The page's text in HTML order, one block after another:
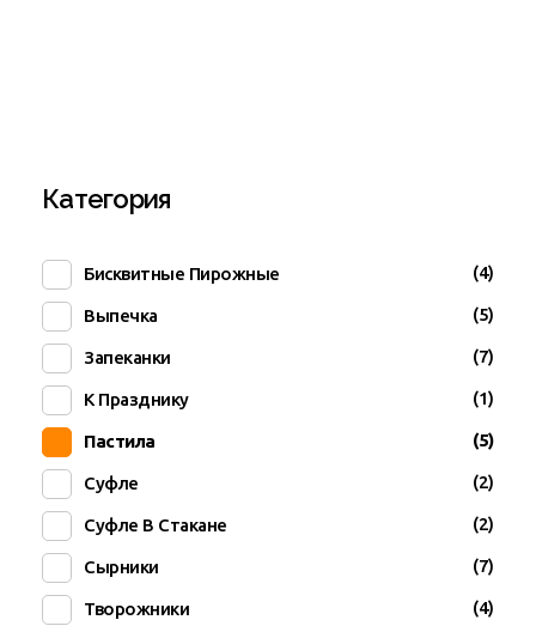
Категория
Бисквитные Пирожные (4)
Выпечка (5)
Запеканки (7)
К Празднику (1)
Пастила (5)
Суфле (2)
Суфле В Стакане (2)
Сырники (7)
Творожники (4)